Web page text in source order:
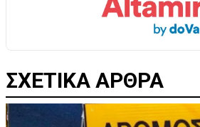
ΣΧΕΤΙΚΑ ΑΡΘΡΑ